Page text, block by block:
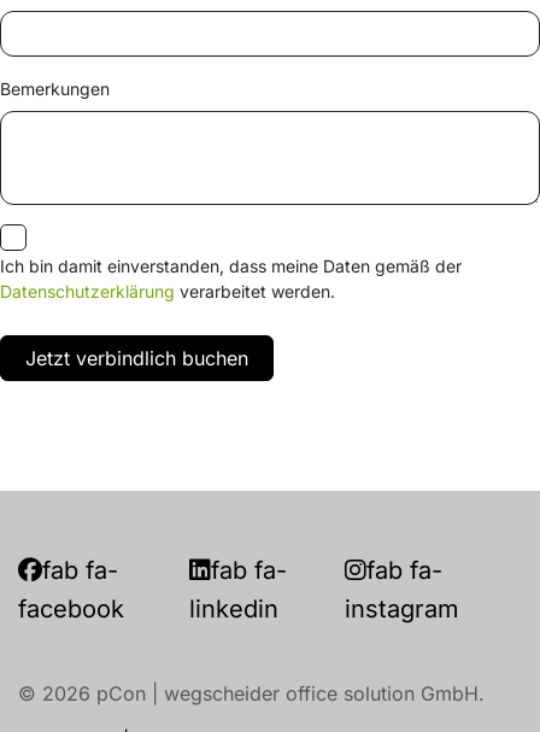
Bemerkungen
Ich bin damit einverstanden, dass meine Daten gemäß der
Datenschutzerklärung verarbeitet werden.
Jetzt verbindlich buchen
fab fa-
facebook
fab fa-
linkedin
fab fa-
instagram
© 2026 pCon | wegscheider office solution GmbH.